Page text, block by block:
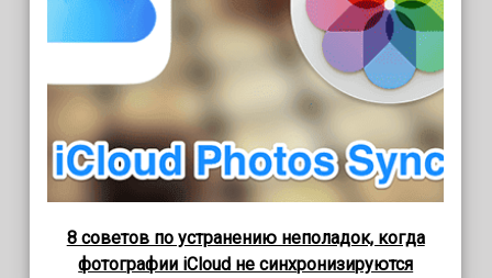
8 советов по устранению неполадок, когда
фотографии iCloud не синхронизируются